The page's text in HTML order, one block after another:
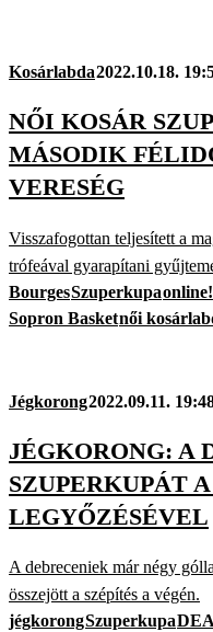
Kosárlabda2022.10.18.
NŐI KOSÁR
MÁSODIK
VERESÉG
Visszafogottan teljesített a
trófeával gyarapítani
BourgesSzuperkupaonline!
Sopron Basketnői
Jégkorong2022.09.11.
JÉGKORONG: A
SZUPERKUPÁT
LEGYŐZÉSÉVEL
A debreceniek már négy
összejött a szépítés a végén.
jégkorongSzuperkupa